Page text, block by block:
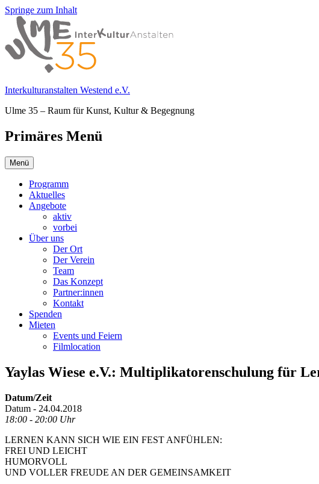
Springe zum Inhalt
Interkulturanstalten Westend e.V.
Ulme 35 – Raum für Kunst, Kultur & Begegnung
Primäres Menü
Menü
Programm
Aktuelles
Angebote
aktiv
vorbei
Über uns
Der Ort
Der Verein
Team
Das Konzept
Partner:innen
Kontakt
Spenden
Mieten
Events und Feiern
Filmlocation
Yaylas Wiese e.V.: Multiplikatorenschulung für
Datum/Zeit
Datum - 24.04.2018
18:00 - 20:00 Uhr
LERNEN KANN SICH WIE EIN FEST ANFÜHLEN:
FREI UND LEICHT
HUMORVOLL
UND VOLLER FREUDE AN DER GEMEINSAMKEIT